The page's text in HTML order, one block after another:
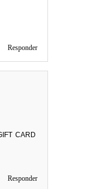
Responder
CARD
Responder